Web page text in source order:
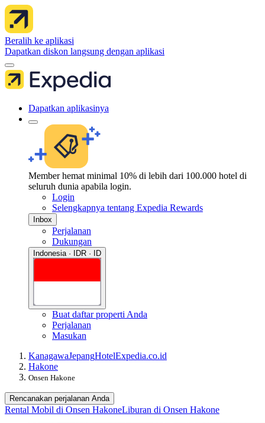
Beralih ke aplikasi
Dapatkan diskon langsung dengan aplikasi
Dapatkan aplikasinya
Member hemat minimal 10% di lebih dari 100.000 hotel di
seluruh dunia apabila login.
Login
Selengkapnya tentang Expedia Rewards
Inbox
Perjalanan
Dukungan
Indonesia · IDR · ID
Buat daftar properti Anda
Perjalanan
Masukan
KanagawaJepangHotelExpedia.co.id
Hakone
Onsen Hakone
Rencanakan perjalanan Anda
Rental Mobil di Onsen HakoneLiburan di Onsen Hakone